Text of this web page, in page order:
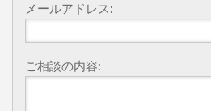
メールアドレス:
ご相談の内容: